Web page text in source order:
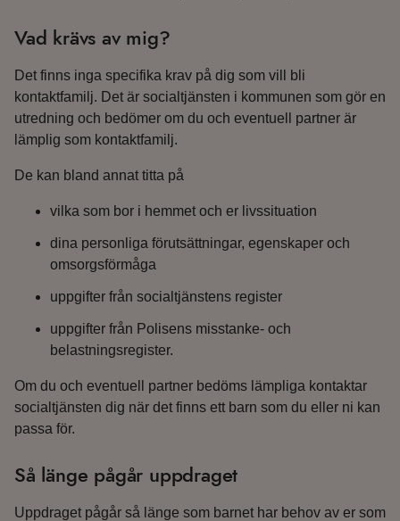
Vad krävs av mig?
Det finns inga specifika krav på dig som vill bli
kontaktfamilj. Det är socialtjänsten i kommunen som gör en
utredning och bedömer om du och eventuell partner är
lämplig som kontaktfamilj.
De kan bland annat titta på
vilka som bor i hemmet och er livssituation
dina personliga förutsättningar, egenskaper och
omsorgsförmåga
uppgifter från socialtjänstens register
uppgifter från Polisens misstanke- och
belastningsregister.
Om du och eventuell partner bedöms lämpliga kontaktar
socialtjänsten dig när det finns ett barn som du eller ni kan
passa för.
Så länge pågår uppdraget
Uppdraget pågår så länge som barnet har behov av er som